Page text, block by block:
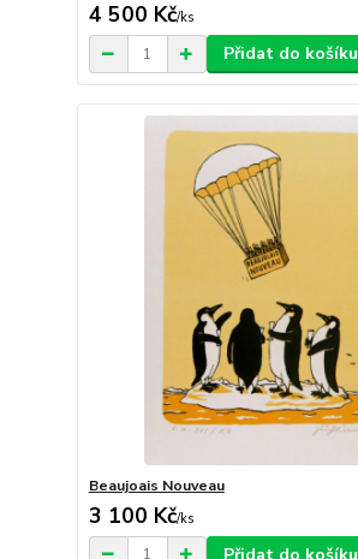
4 500 Kč/ks
Přidat do košíku
Beaujoais Nouveau
3 100 Kč/ks